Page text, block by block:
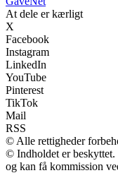
At dele er kærligt
X
Facebook
Instagram
LinkedIn
YouTube
Pinterest
TikTok
Mail
RSS
© Alle rettigheder
© Indholdet er beskyttet.
og kan få kommission